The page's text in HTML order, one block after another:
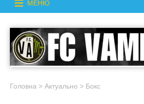
МЕНЮ
Головна > Актуально > Бокс